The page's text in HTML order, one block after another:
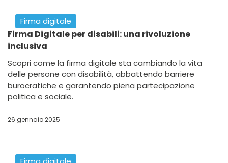
Firma digitale
Firma Digitale per disabili: una rivoluzione
inclusiva
Scopri come la firma digitale sta cambiando la vita
delle persone con disabilità, abbattendo barriere
burocratiche e garantendo piena partecipazione
politica e sociale.
26 gennaio 2025